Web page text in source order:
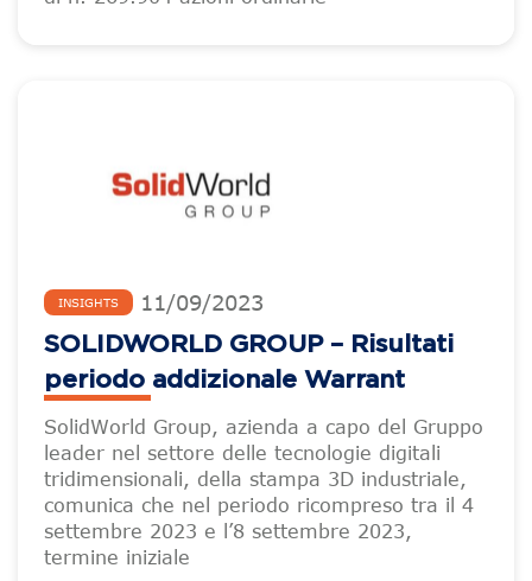
INSIGHTS 11/09/2023
SOLIDWORLD GROUP – Risultati
periodo addizionale Warrant
SolidWorld Group, azienda a capo del Gruppo
leader nel settore delle tecnologie digitali
tridimensionali, della stampa 3D industriale,
comunica che nel periodo ricompreso tra il 4
settembre 2023 e l’8 settembre 2023,
termine iniziale